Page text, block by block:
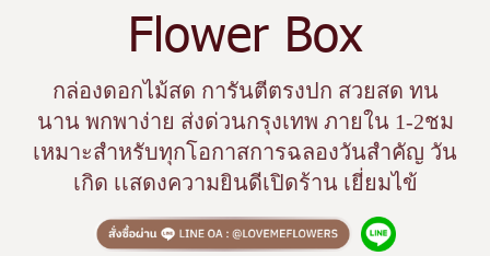
Flower Box
กล่องดอกไม้สด การันตีตรงปก สวยสด ทน
นาน พกพาง่าย ส่งด่วนกรุงเทพ ภายใน 1-2ชม
เหมาะสำหรับทุกโอกาสการฉลองวันสำคัญ วัน
เกิด เเสดงความยินดีเปิดร้าน เยี่ยมไข้